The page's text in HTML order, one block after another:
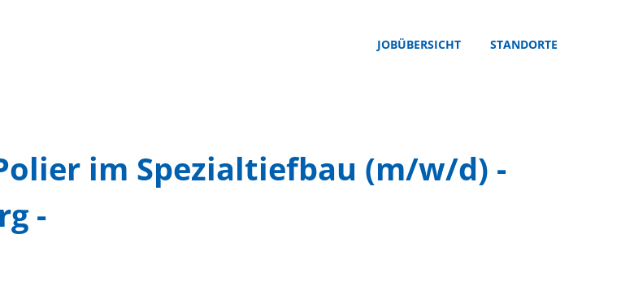
JOBÜBERSICHT STANDORTE
im Spezialtiefbau (m/w/d) -
-